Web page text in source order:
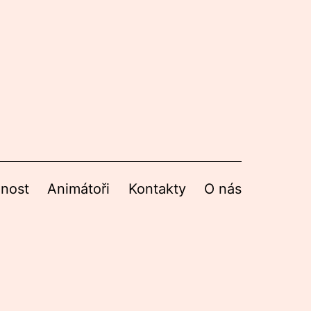
Animátoři Kontakty O nás